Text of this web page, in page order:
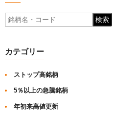
検索
カテゴリー
ストップ高銘柄
5％以上の急騰銘柄
年初来高値更新